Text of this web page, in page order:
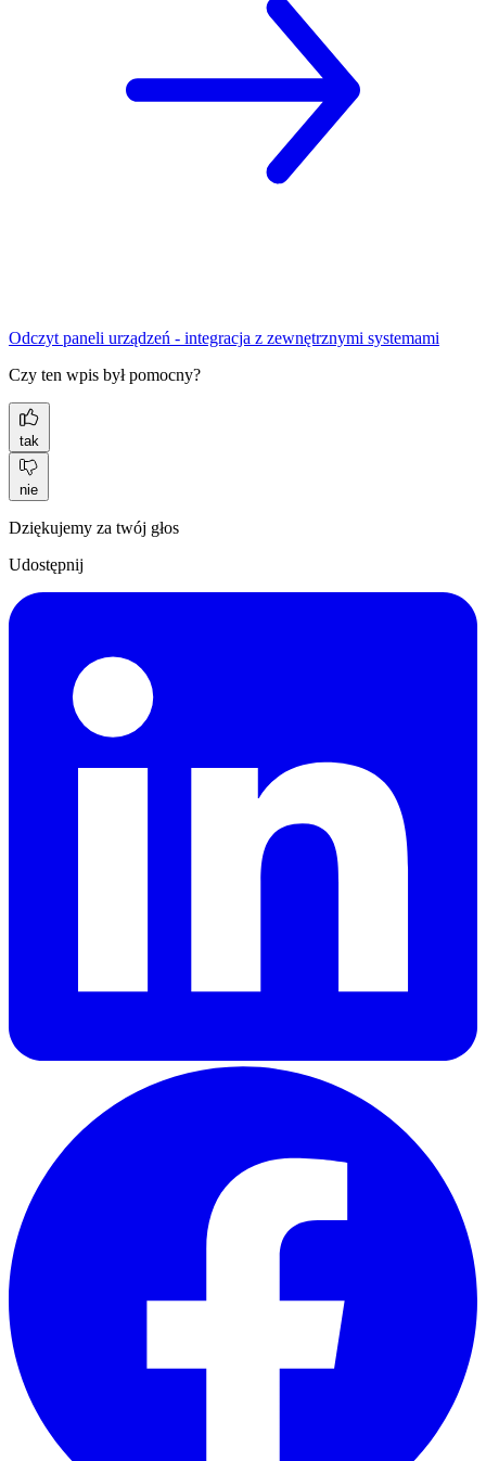
Odczyt paneli urządzeń - integracja z zewnętrznymi systemami
Czy ten wpis był pomocny?
tak
nie
Dziękujemy za twój głos
Udostępnij